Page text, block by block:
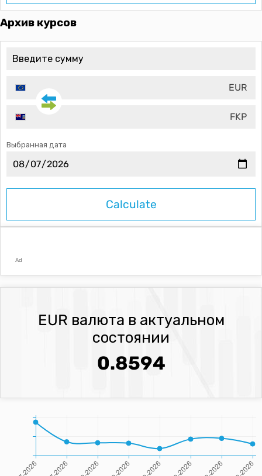
Архив курсов
EUR
FKP
Выбранная дата
Ad
EUR валюта в актуальном
состоянии
0.8594